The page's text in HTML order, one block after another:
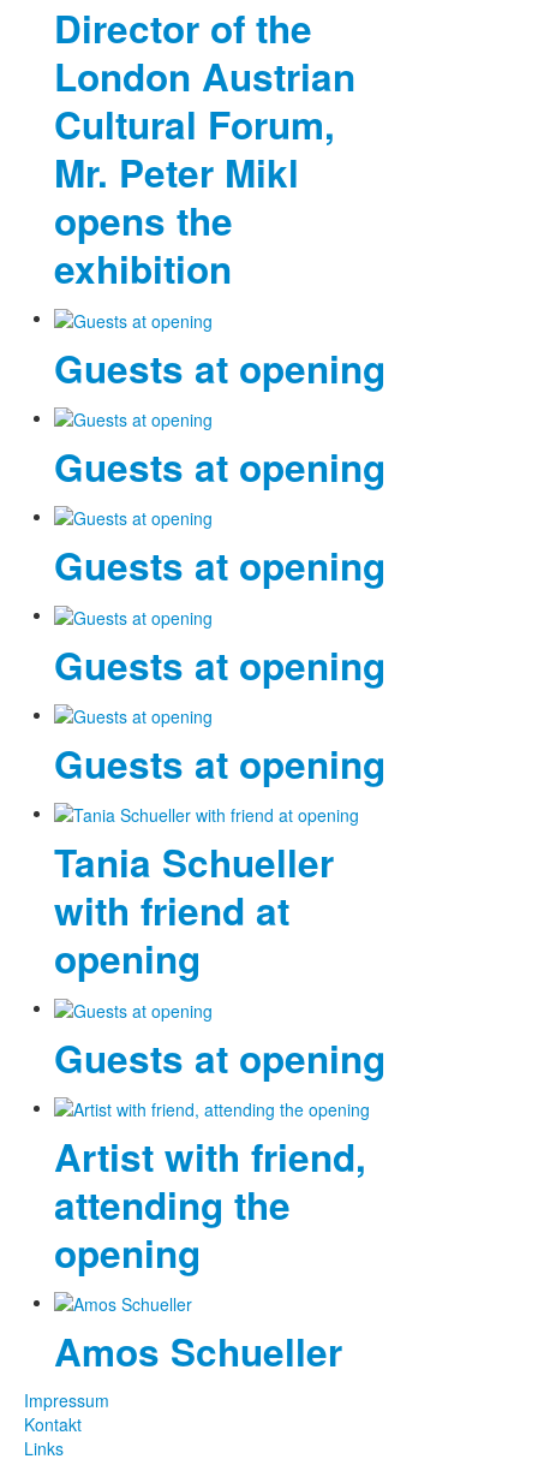
Director of the
London Austrian
Cultural Forum,
Mr. Peter Mikl
opens the
exhibition
Guests at opening
Guests at opening
Guests at opening
Guests at opening
Guests at opening
Tania Schueller
with friend at
opening
Guests at opening
Artist with friend,
attending the
opening
Amos Schueller
Impressum
Kontakt
Links